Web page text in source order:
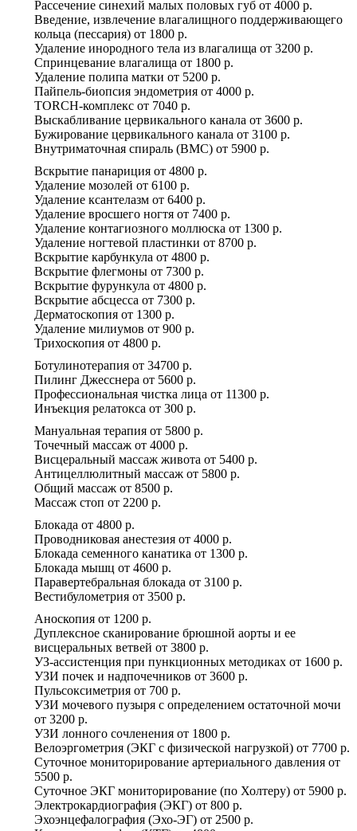
Рассечение синехий малых половых губ от 4000 р.
Введение, извлечение влагалищного поддерживающего
кольца (пессария) от 1800 р.
Удаление инородного тела из влагалища от 3200 р.
Спринцевание влагалища от 1800 р.
Удаление полипа матки от 5200 р.
Пайпель-биопсия эндометрия от 4000 р.
TORCH-комплекс от 7040 р.
Выскабливание цервикального канала от 3600 р.
Бужирование цервикального канала от 3100 р.
Внутриматочная спираль (ВМС) от 5900 р.
Вскрытие панариция от 4800 р.
Удаление мозолей от 6100 р.
Удаление ксантелазм от 6400 р.
Удаление вросшего ногтя от 7400 р.
Удаление контагиозного моллюска от 1300 р.
Удаление ногтевой пластинки от 8700 р.
Вскрытие карбункула от 4800 р.
Вскрытие флегмоны от 7300 р.
Вскрытие фурункула от 4800 р.
Вскрытие абсцесса от 7300 р.
Дерматоскопия от 1300 р.
Удаление милиумов от 900 р.
Трихоскопия от 4800 р.
Ботулинотерапия от 34700 р.
Пилинг Джесснера от 5600 р.
Профессиональная чистка лица от 11300 р.
Инъекция релатокса от 300 р.
Мануальная терапия от 5800 р.
Точечный массаж от 4000 р.
Висцеральный массаж живота от 5400 р.
Антицеллюлитный массаж от 5800 р.
Общий массаж от 8500 р.
Массаж стоп от 2200 р.
Блокада от 4800 р.
Проводниковая анестезия от 4000 р.
Блокада семенного канатика от 1300 р.
Блокада мышц от 4600 р.
Паравертебральная блокада от 3100 р.
Вестибулометрия от 3500 р.
Аноскопия от 1200 р.
Дуплексное сканирование брюшной аорты и ее
висцеральных ветвей от 3800 р.
УЗ-ассистенция при пункционных методиках от 1600 р.
УЗИ почек и надпочечников от 3600 р.
Пульсоксиметрия от 700 р.
УЗИ мочевого пузыря с определением остаточной мочи
от 3200 р.
УЗИ лонного сочленения от 1800 р.
Велоэргометрия (ЭКГ с физической нагрузкой) от 7700 р.
Суточное мониторирование артериального давления от
5500 р.
Суточное ЭКГ мониторирование (по Холтеру) от 5900 р.
Электрокардиография (ЭКГ) от 800 р.
Эхоэнцефалография (Эхо-ЭГ) от 2500 р.